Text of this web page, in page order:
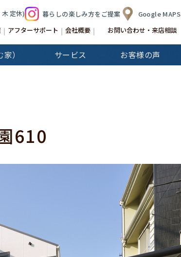
定休) 暮らしの楽しみ方をご提案
Google MAPS
アフターサポート 会社概要 お問い合わせ・来店相談
CLip[s]
注文住宅
） サービス お客様の声
610